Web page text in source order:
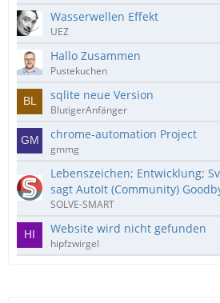
Wasserwellen Effekt
UEZ
Hallo Zusammen
Pustekuchen
sqlite neue Version
BlutigerAnfänger
chrome-automation Project
gmmg
Lebenszeichen; Entwicklung;
sagt AutoIt (Community)
SOLVE-SMART
Website wird nicht gefunden
hipfzwirgel